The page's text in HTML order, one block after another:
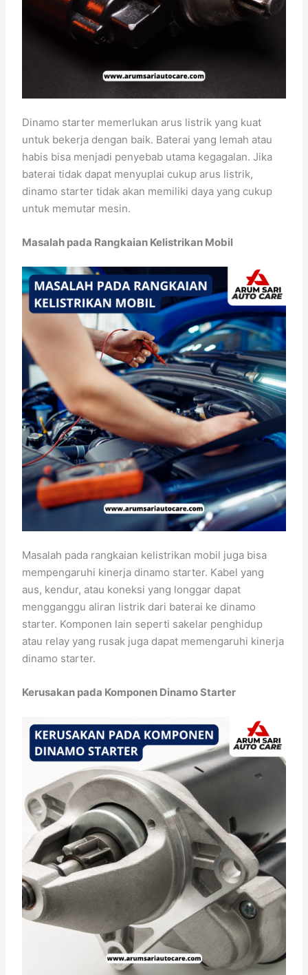
Dinamo starter memerlukan arus listrik yang kuat
untuk bekerja dengan baik. Baterai yang lemah atau
habis bisa menjadi penyebab utama kegagalan. Jika
baterai tidak dapat menyuplai cukup arus listrik,
dinamo starter tidak akan memiliki daya yang cukup
untuk memutar mesin.
Masalah pada Rangkaian Kelistrikan Mobil
Masalah pada rangkaian kelistrikan mobil juga bisa
mempengaruhi kinerja dinamo starter. Kabel yang
aus, kendur, atau koneksi yang longgar dapat
mengganggu aliran listrik dari baterai ke dinamo
starter. Komponen lain seperti sakelar penghidup
atau relay yang rusak juga dapat memengaruhi kinerja
dinamo starter.
Kerusakan pada Komponen Dinamo Starter